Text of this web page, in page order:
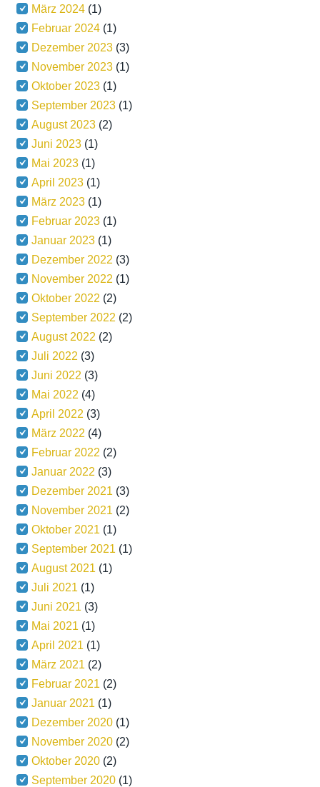
März 2024 (1)
Februar 2024 (1)
Dezember 2023 (3)
November 2023 (1)
Oktober 2023 (1)
September 2023 (1)
August 2023 (2)
Juni 2023 (1)
Mai 2023 (1)
April 2023 (1)
März 2023 (1)
Februar 2023 (1)
Januar 2023 (1)
Dezember 2022 (3)
November 2022 (1)
Oktober 2022 (2)
September 2022 (2)
August 2022 (2)
Juli 2022 (3)
Juni 2022 (3)
Mai 2022 (4)
April 2022 (3)
März 2022 (4)
Februar 2022 (2)
Januar 2022 (3)
Dezember 2021 (3)
November 2021 (2)
Oktober 2021 (1)
September 2021 (1)
August 2021 (1)
Juli 2021 (1)
Juni 2021 (3)
Mai 2021 (1)
April 2021 (1)
März 2021 (2)
Februar 2021 (2)
Januar 2021 (1)
Dezember 2020 (1)
November 2020 (2)
Oktober 2020 (2)
September 2020 (1)